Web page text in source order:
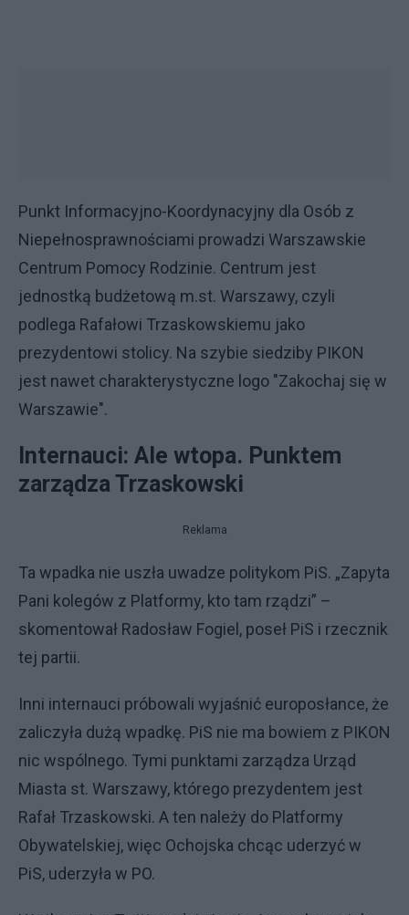
Punkt Informacyjno-Koordynacyjny dla Osób z
Niepełnosprawnościami prowadzi Warszawskie
Centrum Pomocy Rodzinie. Centrum jest
jednostką budżetową m.st. Warszawy, czyli
podlega Rafałowi Trzaskowskiemu jako
prezydentowi stolicy. Na szybie siedziby PIKON
jest nawet charakterystyczne logo "Zakochaj się w
Warszawie".
Internauci: Ale wtopa. Punktem
zarządza Trzaskowski
Reklama
Ta wpadka nie uszła uwadze politykom PiS. „Zapyta
Pani kolegów z Platformy, kto tam rządzi” –
skomentował Radosław Fogiel, poseł PiS i rzecznik
tej partii.
Inni internauci próbowali wyjaśnić europosłance, że
zaliczyła dużą wpadkę. PiS nie ma bowiem z PIKON
nic wspólnego. Tymi punktami zarządza Urząd
Miasta st. Warszawy, którego prezydentem jest
Rafał Trzaskowski. A ten należy do Platformy
Obywatelskiej, więc Ochojska chcąc uderzyć w
PiS, uderzyła w PO.